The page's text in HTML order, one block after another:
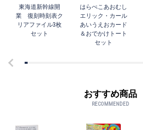
東海道新幹線開
業 復刻時刻表ク
リアファイル3枚
セット
はらぺこあおむし
エリック・カール
あいうえおカード
＆おでかけトート
セット
おすすめ商品
RECOMMENDED